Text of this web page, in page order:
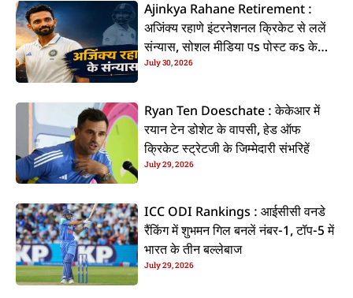
Ajinkya Rahane Retirement :
अजिंक्य रहाणे इंटरनेशनल क्रिकेट से ललें
संन्यास, सोशल मीडिया पs पोस्ट कs के
कइलें एलान
July 30, 2026
Ryan Ten Doeschate : केकेआर में
रयान टेन डोशेट के वापसी, हेड ऑफ
क्रिकेट स्ट्रेटजी के जिम्मेदारी संभरिहें
July 29, 2026
ICC ODI Rankings : आईसीसी वनडे
रैंकिंग में शुभमन गिल बनलें नंबर-1, टॉप-5 में
भारत के तीन बल्लेबाज
July 29, 2026